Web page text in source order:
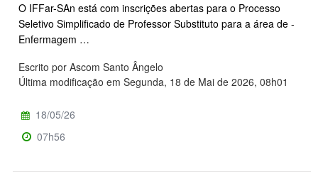
O IFFar-SAn está com inscrições abertas para o Processo
Seletivo Simplificado de Professor Substituto para a área de -
Enfermagem …
Escrito por Ascom Santo Ângelo
Última modificação em Segunda, 18 de Mai de 2026, 08h01
18/05/26
07h56